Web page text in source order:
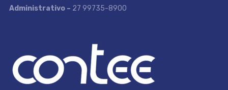
Administrativo – 27 99735-8900